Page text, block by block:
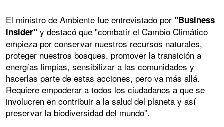
El ministro de Ambiente fue entrevistado por "Business
insider" y destacó que "combatir el Cambio Climático
empieza por conservar nuestros recursos naturales,
proteger nuestros bosques, promover la transición a
energías limpias, sensibilizar a las comunidades y
hacerlas parte de estas acciones, pero va más allá.
Requiere empoderar a todos los ciudadanos a que se
involucren en contribuir a la salud del planeta y así
preservar la biodiversidad del mundo”.